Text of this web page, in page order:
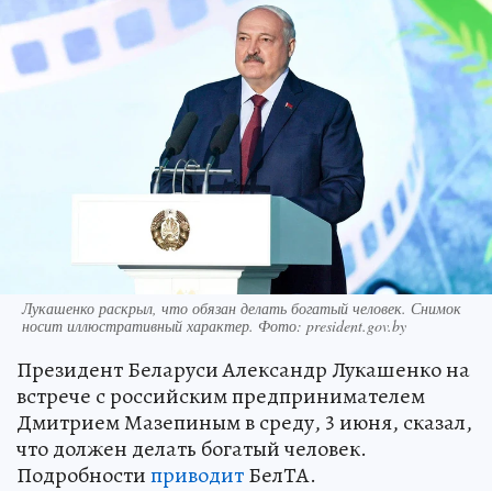
Лукашенко раскрыл, что обязан делать богатый человек. Снимок
носит иллюстративный характер. Фото: president.gov.by
Президент Беларуси Александр Лукашенко на
встрече с российским предпринимателем
Дмитрием Мазепиным в среду, 3 июня, сказал,
что должен делать богатый человек.
ПодробностиприводитБелТА.